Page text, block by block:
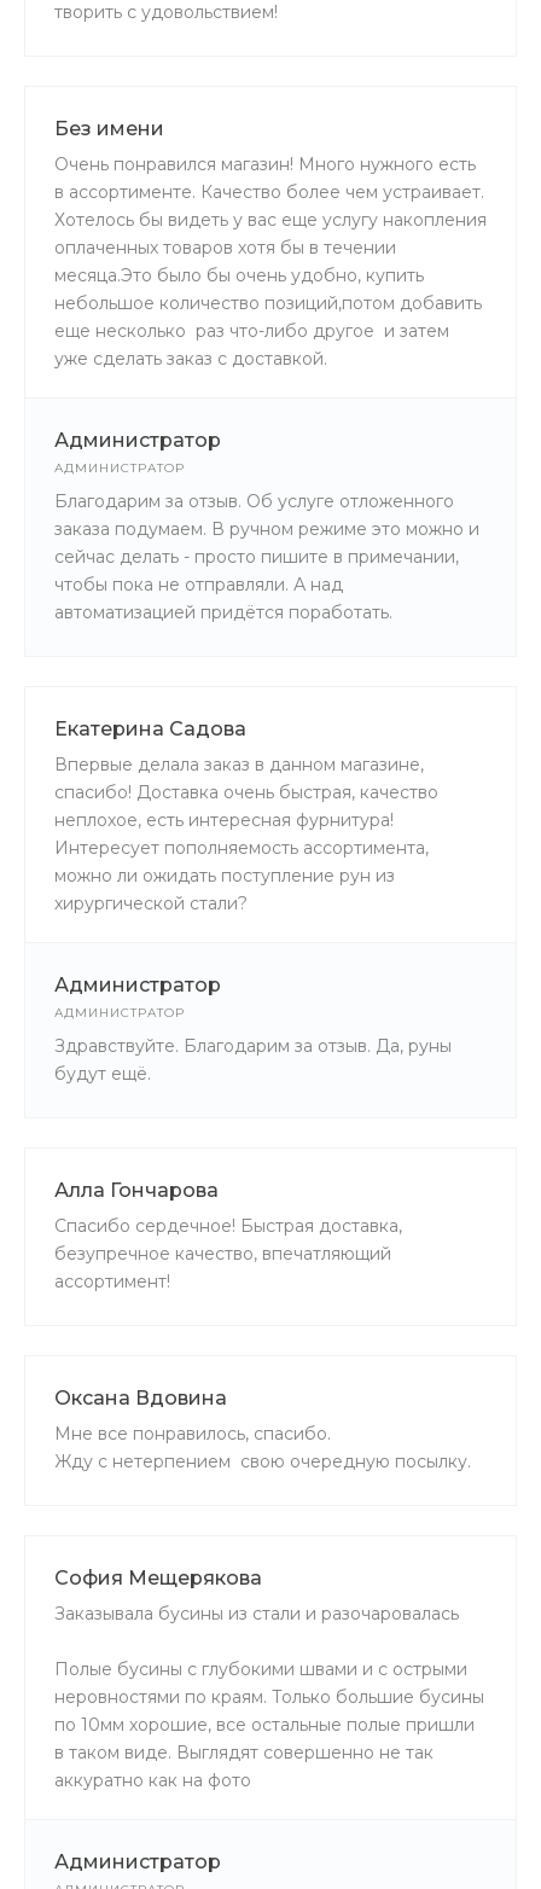
творить с удовольствием!
Без имени
Очень понравился магазин! Много нужного есть
в ассортименте. Качество более чем устраивает.
Хотелось бы видеть у вас еще услугу накопления
оплаченных товаров хотя бы в течении
месяца.Это было бы очень удобно, купить
небольшое количество позиций,потом добавить
еще несколько раз что-либо другое и затем
уже сделать заказ с доставкой.
Администратор
АДМИНИСТРАТОР
Благодарим за отзыв. Об услуге отложенного
заказа подумаем. В ручном режиме это можно и
сейчас делать - просто пишите в примечании,
чтобы пока не отправляли. А над
автоматизацией придётся поработать.
Екатерина Садова
Впервые делала заказ в данном магазине,
спасибо! Доставка очень быстрая, качество
неплохое, есть интересная фурнитура!
Интересует пополняемость ассортимента,
можно ли ожидать поступление рун из
хирургической стали?
Администратор
АДМИНИСТРАТОР
Здравствуйте. Благодарим за отзыв. Да, руны
будут ещё.
Алла Гончарова
Спасибо сердечное! Быстрая доставка,
безупречное качество, впечатляющий
ассортимент!
Оксана Вдовина
Мне все понравилось, спасибо.
Жду с нетерпением свою очередную посылку.
София Мещерякова
Заказывала бусины из стали и разочаровалась
Полые бусины с глубокими швами и с острыми
неровностями по краям. Только большие бусины
по 10мм хорошие, все остальные полые пришли
в таком виде. Выглядят совершенно не так
аккуратно как на фото
Администратор